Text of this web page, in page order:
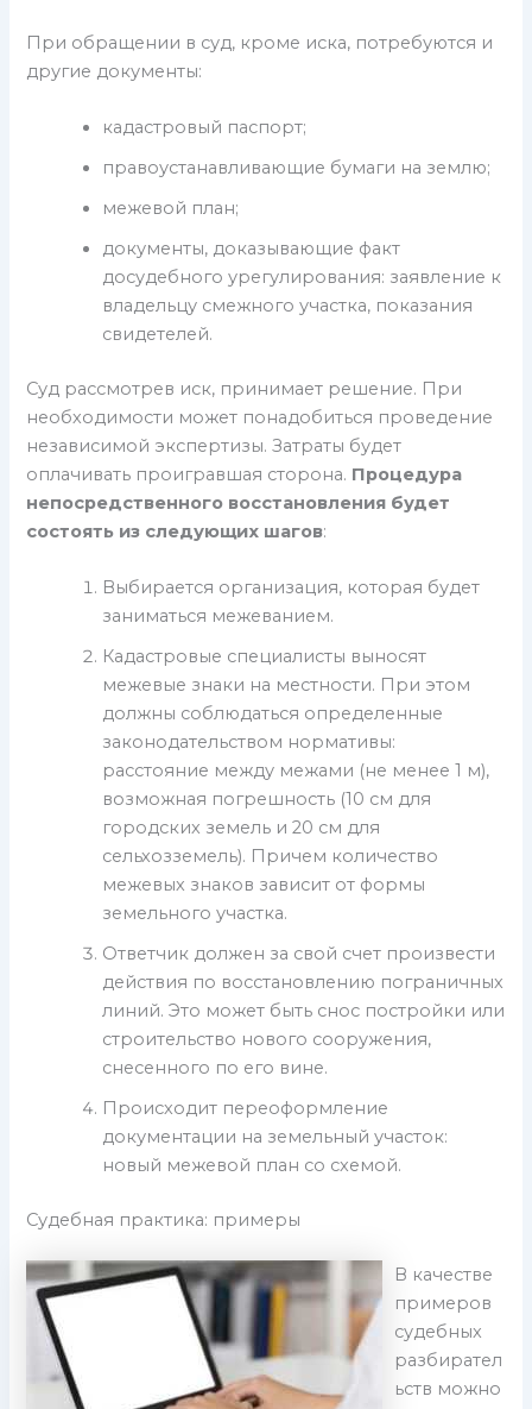
При обращении в суд, кроме иска, потребуются и
другие документы:
кадастровый паспорт;
правоустанавливающие бумаги на землю;
межевой план;
документы, доказывающие факт
досудебного урегулирования: заявление к
владельцу смежного участка, показания
свидетелей.
Суд рассмотрев иск, принимает решение. При
необходимости может понадобиться проведение
независимой экспертизы. Затраты будет
оплачивать проигравшая сторона. Процедура
непосредственного восстановления будет
состоять из следующих шагов:
Выбирается организация, которая будет
заниматься межеванием.
Кадастровые специалисты выносят
межевые знаки на местности. При этом
должны соблюдаться определенные
законодательством нормативы:
расстояние между межами (не менее 1 м),
возможная погрешность (10 см для
городских земель и 20 см для
сельхозземель). Причем количество
межевых знаков зависит от формы
земельного участка.
Ответчик должен за свой счет произвести
действия по восстановлению пограничных
линий. Это может быть снос постройки или
строительство нового сооружения,
снесенного по его вине.
Происходит переоформление
документации на земельный участок:
новый межевой план со схемой.
Судебная практика: примеры
В качестве
примеров
судебных
разбирател
ьств можно